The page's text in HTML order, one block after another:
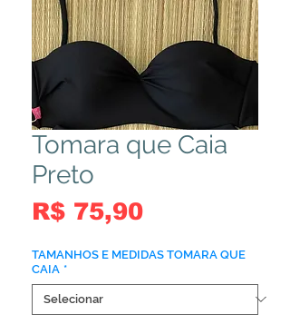
Tomara que Caia
Preto
R$ 75,90Preço
TAMANHOS E MEDIDAS TOMARA QUE
CAIA *